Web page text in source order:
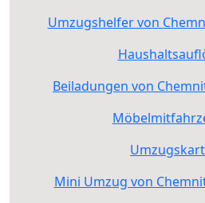
Umzugshelfer von
Beiladungen von
Mini Umzug von